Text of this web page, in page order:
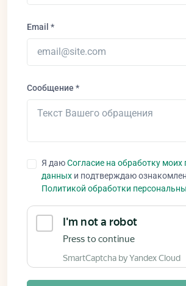
Email *
Сообщение *
Я даюСогласие на обработку
данных и подтверждаю
Политикой обработки